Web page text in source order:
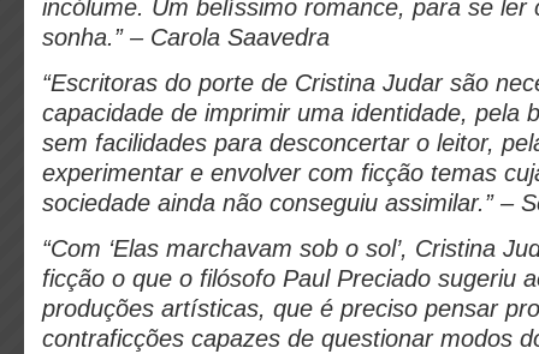
incólume. Um belíssimo romance, para se ler
sonha.” – Carola Saavedra
“Escritoras do porte de Cristina Judar são
capacidade de imprimir uma identidade, pela
sem facilidades para desconcertar o leitor,
experimentar e envolver com ficção temas
sociedade ainda não conseguiu assimilar.” –
“Com ‘Elas marchavam sob o sol’, Cristina
ficção o que o filósofo Paul Preciado sugeriu
produções artísticas, que é preciso pensar
contraficções capazes de questionar modos